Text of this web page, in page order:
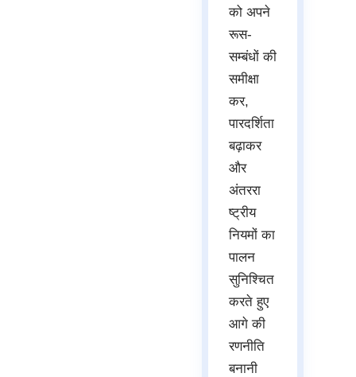
को अपने
रूस-
सम्बंधों की
समीक्षा
कर,
पारदर्शिता
बढ़ाकर
और
अंतररा
ष्ट्रीय
नियमों का
पालन
सुनिश्चित
करते हुए
आगे की
रणनीति
बनानी